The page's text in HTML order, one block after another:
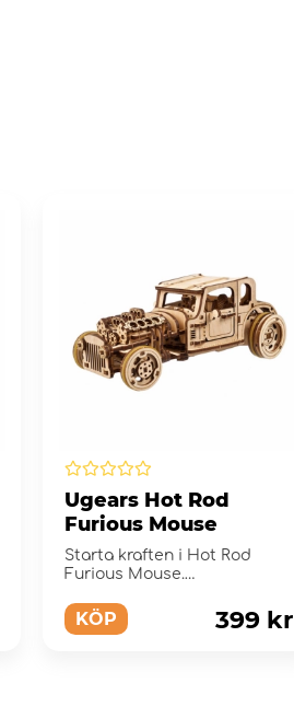
Ugears Hot Rod
Furious Mouse
Starta kraften i Hot Rod
Furious Mouse.
KÖP 399 kr